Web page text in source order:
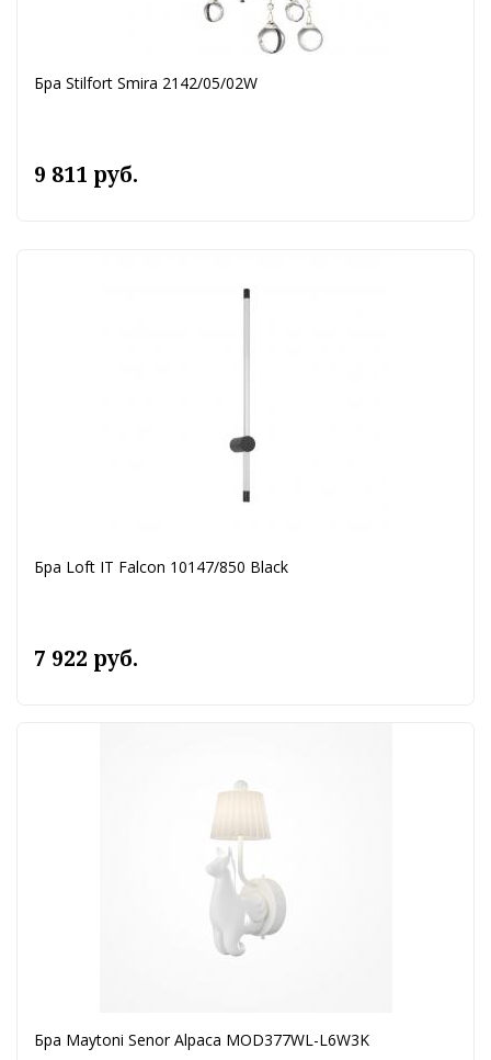
Бра Stilfort Smira 2142/05/02W
9 811 руб.
Бра Loft IT Falcon 10147/850 Black
7 922 руб.
Бра Maytoni Senor Alpaca MOD377WL-L6W3K